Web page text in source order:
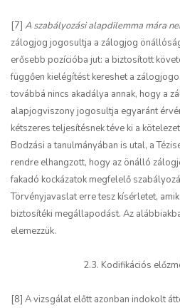
[7] A szabályozási alapdilemma mára
zálogjog jogosultja a zálogjog
erősebb pozícióba jut: a biztosított
függően kielégítést kereshet a
továbbá nincs akadálya annak, hogy a
alapjogviszony jogosultja egyaránt
kétszeres teljesítésnek téve ki a
Bodzási a tanulmányában is utal, a
rendre elhangzott, hogy az önálló
fakadó kockázatok megfelelő
Törvényjavaslat erre tesz kísérletet,
biztosítéki megállapodást. Az
elemezzük.
2.3. Kodifikációs
[8] A vizsgálat előtt azonban indokolt